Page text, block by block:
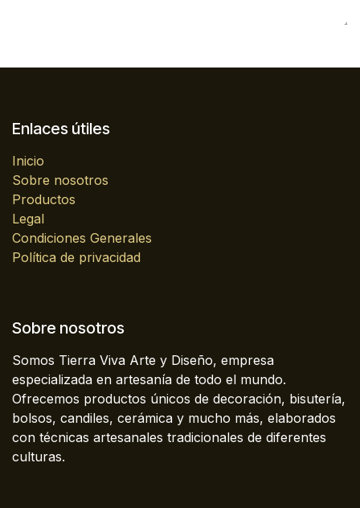
Enlaces útiles
Inicio
Sobre nosotros
Productos
Legal
Condiciones Generales
Política de privacidad
Sobre nosotros
Somos Tierra Viva Arte y Diseño, empresa
especializada en artesanía de todo el mundo.
Ofrecemos productos únicos de decoración, bisutería,
bolsos, candiles, cerámica y mucho más, elaborados
con técnicas artesanales tradicionales de diferentes
culturas.